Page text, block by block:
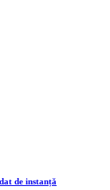
de instanță